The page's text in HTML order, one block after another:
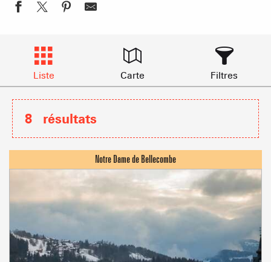
Liste Carte Filtres
8 résultats